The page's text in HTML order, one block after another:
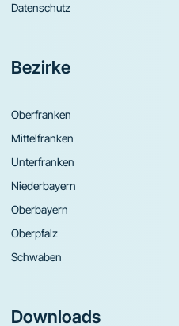
Datenschutz
Bezirke
Oberfranken
Mittelfranken
Unterfranken
Niederbayern
Oberbayern
Oberpfalz
Schwaben
Downloads